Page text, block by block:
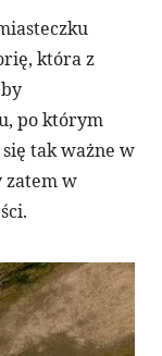
która z
po którym
tak ważne w
zatem w